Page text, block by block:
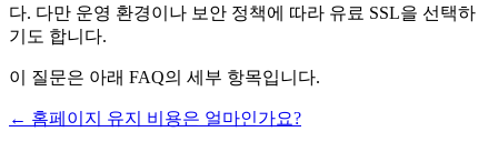
다. 다만 운영 환경이나 보안 정책에 따라 유료 SSL을 선택하
기도 합니다.
이 질문은 아래 FAQ의 세부 항목입니다.
← 홈페이지 유지 비용은 얼마인가요?